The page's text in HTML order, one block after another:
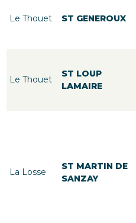
Le Thouet ST GENEROUX
Le Thouet
ST LOUP
LAMAIRE
La Losse
ST MARTIN DE
SANZAY